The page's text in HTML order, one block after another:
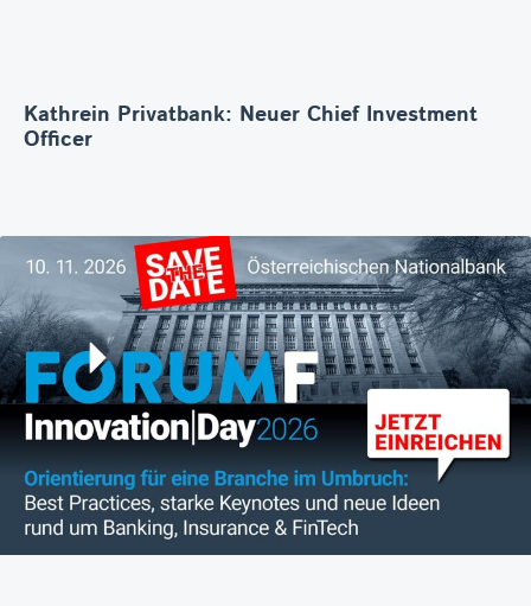
Kathrein Privatbank: Neuer Chief Investment
Officer